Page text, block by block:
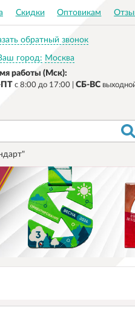
Скидки Оптовикам
обратный звонок
город: Москва
работы (Мск):
c 8:00 до 17:00 | СБ-ВС